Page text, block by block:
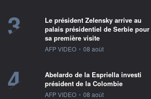
3
Le président Zelensky arrive au
palais présidentiel de Serbie pour
sa première visite
information fournie par
AFP VIDEO • 08 août
4
Abelardo de la Espriella investi
président de la Colombie
information fournie par
AFP VIDEO • 08 août